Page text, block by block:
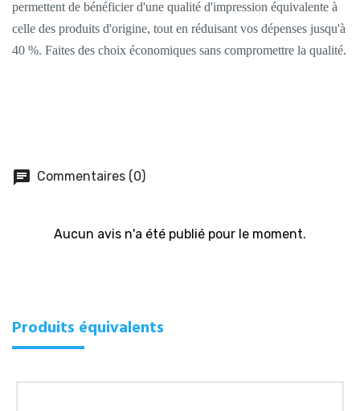
permettent de bénéficier d'une qualité d'impression équivalente à
celle des produits d'origine, tout en réduisant vos dépenses jusqu'à
40 %. Faites des choix économiques sans compromettre la qualité.
chat Commentaires (0)
Aucun avis n'a été publié pour le moment.
Produits équivalents